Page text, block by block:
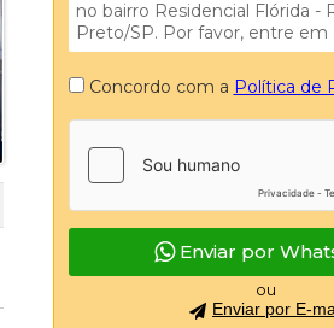
Concordo com a Política de
Enviar por
ou
Enviar por E-